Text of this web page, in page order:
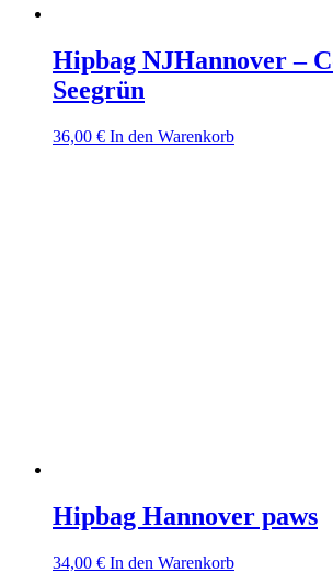
Hipbag NJHannover –
Seegrün
36,00 € In den Warenkorb
Hipbag Hannover paws
34,00 € In den Warenkorb